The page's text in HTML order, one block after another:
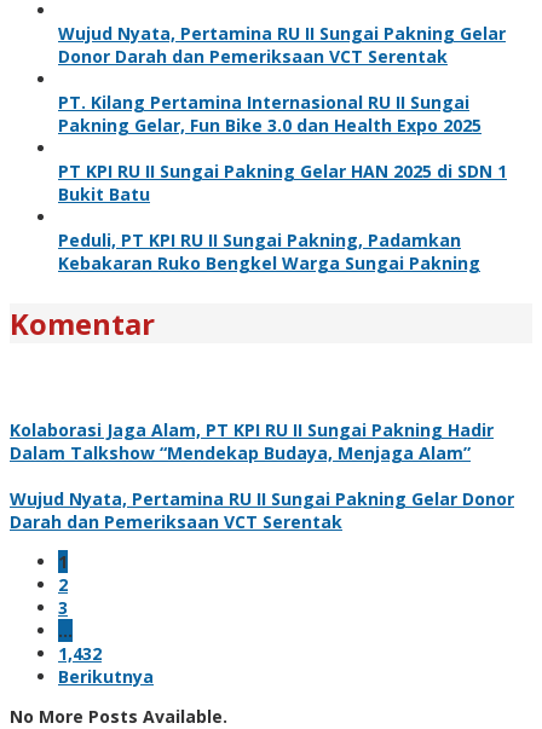
Wujud Nyata, Pertamina RU II Sungai Pakning Gelar
Donor Darah dan Pemeriksaan VCT Serentak
PT. Kilang Pertamina Internasional RU II Sungai
Pakning Gelar, Fun Bike 3.0 dan Health Expo 2025
PT KPI RU II Sungai Pakning Gelar HAN 2025 di SDN 1
Bukit Batu
Peduli, PT KPI RU II Sungai Pakning, Padamkan
Kebakaran Ruko Bengkel Warga Sungai Pakning
Komentar
Kolaborasi Jaga Alam, PT KPI RU II Sungai Pakning Hadir
Dalam Talkshow “Mendekap Budaya, Menjaga Alam”
Wujud Nyata, Pertamina RU II Sungai Pakning Gelar Donor
Darah dan Pemeriksaan VCT Serentak
1
2
3
…
1,432
Berikutnya
No More Posts Available.